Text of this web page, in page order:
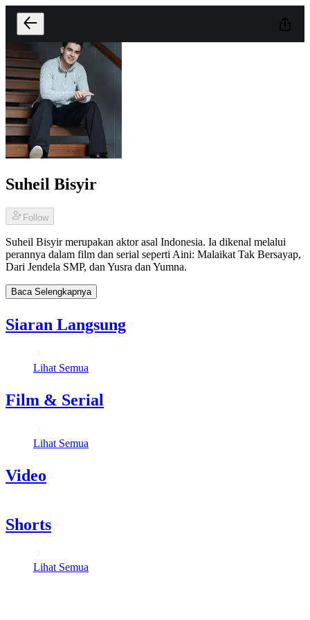
Suheil Bisyir
Follow
Suheil Bisyir merupakan aktor asal Indonesia. Ia dikenal melalui
perannya dalam film dan serial seperti Aini: Malaikat Tak Bersayap,
Dari Jendela SMP, dan Yusra dan Yumna.
Baca Selengkapnya
Siaran Langsung
Lihat Semua
Film & Serial
Lihat Semua
Video
Shorts
Lihat Semua